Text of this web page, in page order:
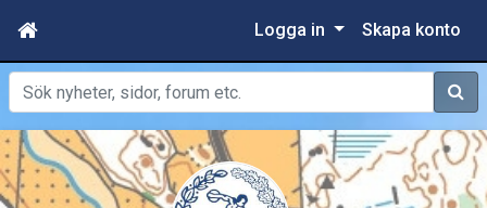
Logga in Skapa konto
Sök